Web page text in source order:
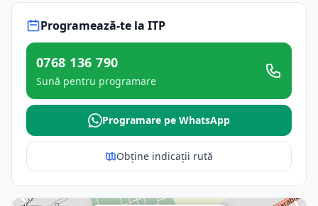
Programează-te la ITP
0768 136 790
Sună pentru programare
Programare pe WhatsApp
Obține indicații rută